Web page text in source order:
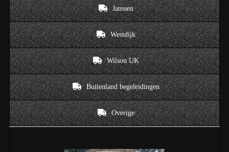
Janssen
Westdijk
Wilson UK
Buitenland begeleidingen
Overige